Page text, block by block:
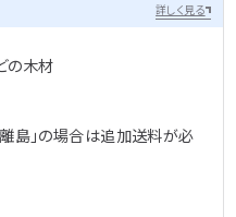
詳しく見る
の木材
離島」の場合は追加送料が必